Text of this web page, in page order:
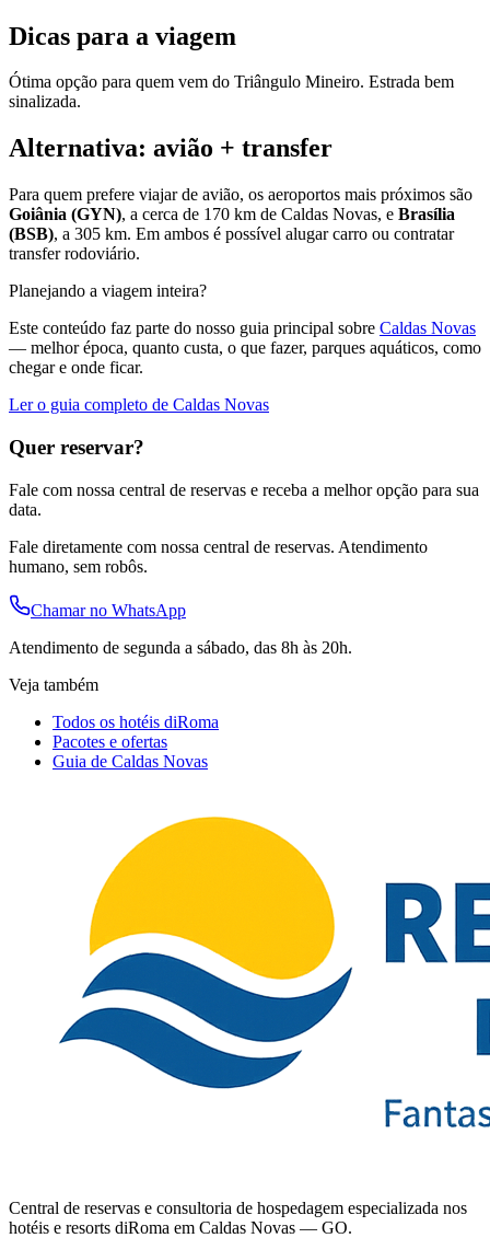
Dicas para a viagem
Ótima opção para quem vem do Triângulo Mineiro. Estrada bem
sinalizada.
Alternativa: avião + transfer
Para quem prefere viajar de avião, os aeroportos mais próximos são
Goiânia (GYN), a cerca de 170 km de Caldas Novas, e Brasília
(BSB), a 305 km. Em ambos é possível alugar carro ou contratar
transfer rodoviário.
Planejando a viagem inteira?
Este conteúdo faz parte do nosso guia principal sobre Caldas Novas
— melhor época, quanto custa, o que fazer, parques aquáticos, como
chegar e onde ficar.
Ler o guia completo de Caldas Novas
Quer reservar?
Fale com nossa central de reservas e receba a melhor opção para sua
data.
Fale diretamente com nossa central de reservas. Atendimento
humano, sem robôs.
Chamar no WhatsApp
Atendimento de segunda a sábado, das 8h às 20h.
Veja também
Todos os hotéis diRoma
Pacotes e ofertas
Guia de Caldas Novas
Central de reservas e consultoria de hospedagem especializada nos
hotéis e resorts diRoma em Caldas Novas — GO.